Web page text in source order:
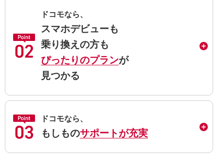
ドコモなら、
スマホデビューも
乗り換えの方も
ぴったりのプランが
見つかる
ドコモなら、
もしものサポートが充実